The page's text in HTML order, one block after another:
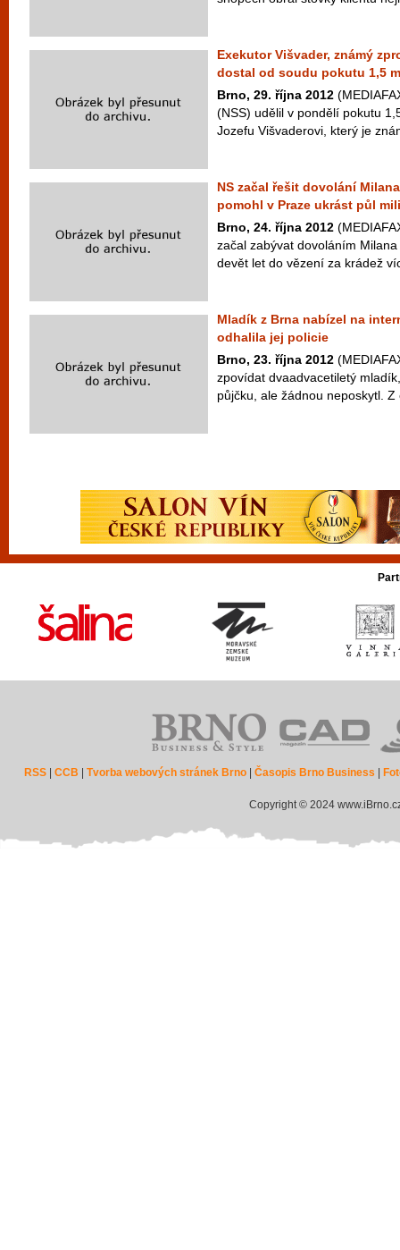
Exekutor Višvader, známý
dostal od soudu pokutu 1,5
Brno, 29. října 2012
(NSS) udělil v pondělí pokutu
Jozefu Višvaderovi, který je
NS začal řešit dovolání
pomohl v Praze ukrást půl
Brno, 24. října 2012
začal zabývat dovoláním
devět let do vězení za krádež
Mladík z Brna nabízel na
odhalila jej policie
Brno, 23. října 2012
zpovídat dvaadvacetiletý
půjčku, ale žádnou neposkytl.
RSS |CCB |Tvorba webových stránek Brno |Časopis Brno Business
Copyright © 2024